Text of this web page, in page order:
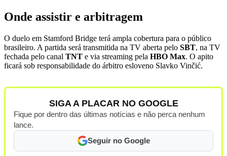
Onde assistir e arbitragem
O duelo em Stamford Bridge terá ampla cobertura para o público
brasileiro. A partida será transmitida na TV aberta pelo SBT, na TV
fechada pelo canal TNT e via streaming pela HBO Max. O apito
ficará sob responsabilidade do árbitro esloveno Slavko Vinčić.
SIGA A PLACAR NO GOOGLE
Fique por dentro das últimas notícias e não perca nenhum
lance.
Seguir no Google